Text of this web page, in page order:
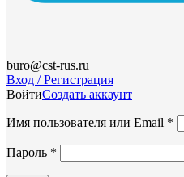
buro@cst-rus.ru
Вход / Регистрация
ВойтиСоздать аккаунт
Имя пользователя или Email *
Пароль *